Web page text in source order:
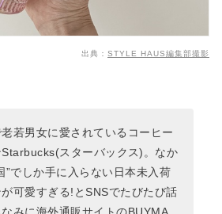
出典： STYLE HAUS編集部撮影
若男女に愛されているコーヒー
スターバックス)。なか
”でしか手に入らない日本未入荷
可愛すぎる!とSNSでたびたび話
みに海外通販サイトのBUYMA